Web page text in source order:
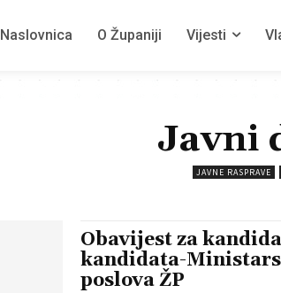
Naslovnica O Županiji Vijesti
Javni
JAVNE RASPRAVE
Obavijest za
kandidata-
poslova ŽP